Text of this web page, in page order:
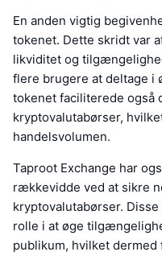
En anden vigtig
tokenet. Dette skridt var
likviditet og
flere brugere at deltage i
tokenet faciliterede også
kryptovalutabørser,
handelsvolumen.
Taproot Exchange har
rækkevidde ved at sikre
kryptovalutabørser.
rolle i at øge
publikum, hvilket